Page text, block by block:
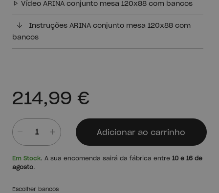
Escolher bancos
214,99 €
Adicionar ao carrinho
Em Stock. A sua encomenda sairá da fábrica entre 10 e 16 de
agosto.
Vídeo ARINA conjunto mesa 120x88 com bancos
Instruções ARINA conjunto mesa 120x88 com
bancos